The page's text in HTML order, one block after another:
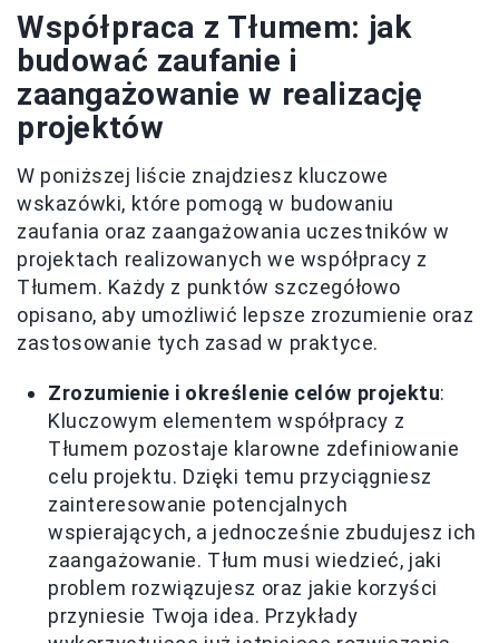
Współpraca z Tłumem: jak
budować zaufanie i
zaangażowanie w realizację
projektów
W poniższej liście znajdziesz kluczowe
wskazówki, które pomogą w budowaniu
zaufania oraz zaangażowania uczestników w
projektach realizowanych we współpracy z
Tłumem. Każdy z punktów szczegółowo
opisano, aby umożliwić lepsze zrozumienie oraz
zastosowanie tych zasad w praktyce.
Zrozumienie i określenie celów projektu:
Kluczowym elementem współpracy z
Tłumem pozostaje klarowne zdefiniowanie
celu projektu. Dzięki temu przyciągniesz
zainteresowanie potencjalnych
wspierających, a jednocześnie zbudujesz ich
zaangażowanie. Tłum musi wiedzieć, jaki
problem rozwiązujesz oraz jakie korzyści
przyniesie Twoja idea. Przykłady